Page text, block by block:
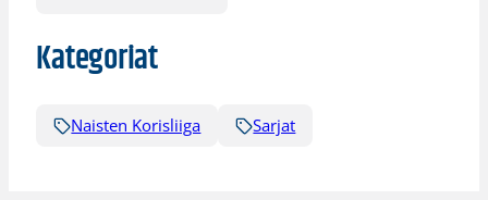
Kategoriat
Naisten Korisliiga Sarjat